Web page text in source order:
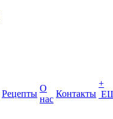
Рецепты
О
нас
Контакты
+